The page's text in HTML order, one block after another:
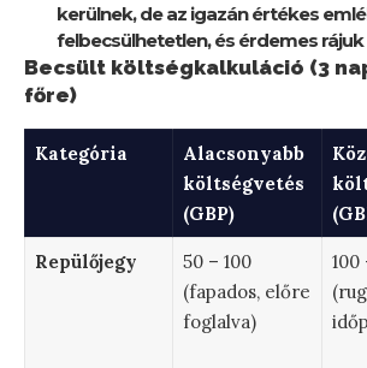
kerülnek, de az igazán értékes
felbecsülhetetlen, és érdemes rájuk
Becsült költségkalkuláció (3
főre)
Kategória
Alacsonyabb
költségvetés
(GBP)
Repülőjegy
50 – 100
(fapados, előre
foglalva)
100